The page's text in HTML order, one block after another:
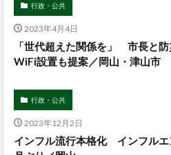
行政・公共
2023年4月4日
「世代超えた関係を」 市長と
WiFi設置も提案／岡山・津山市
行政・公共
2023年12月2日
インフル流行本格化 インフル